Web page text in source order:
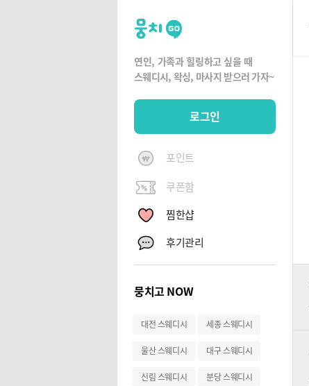
뭉
치
고
연인, 가족과 힐링하고 싶을 때
스웨디시, 왁싱, 마사지 받으러 가자~
로그인
포인트
쿠폰함
찜한샵
후기관리
뭉치고 NOW
대전 스웨디시 세종 스웨디시
울산 스웨디시 대구 스웨디시
신림 스웨디시 분당 스웨디시